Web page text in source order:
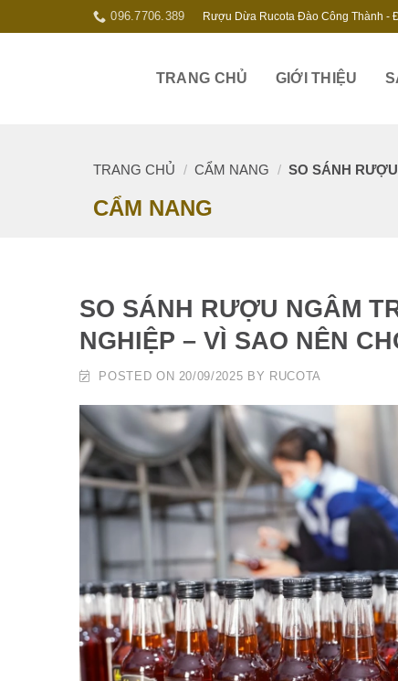
to
096.7706.389 Rượu Dừa Rucota Đào Công Thành -
TRANG CHỦ GIỚI THIỆU
TRANG CHỦ / CẨM NANG / SO SÁNH
CẨM NANG
SO SÁNH RƯỢU NGÂM
NGHIỆP – VÌ SAO NÊN
POSTED ON 20/09/2025 BY RUCOTA